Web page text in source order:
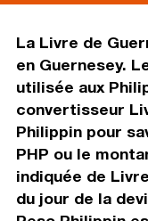
La Livre de
en Guernesey.
utilisée aux
convertisseur
Philippin pour
PHP ou le
indiquée de
du jour de la